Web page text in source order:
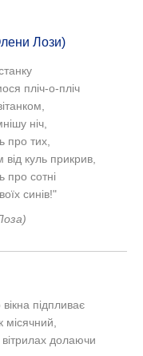
Лози)
пліч-о-пліч
ніч,
про тих,
від куль прикрив,
про сотні
синів!"
підпливає
місячний,
долаючи